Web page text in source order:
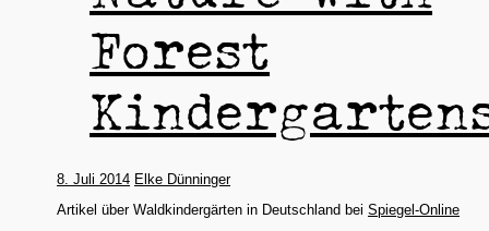
Forest
8. Juli 2014 Elke Dünninger
Artikel über Waldkindergärten in Deutschland beiSpiegel-Online